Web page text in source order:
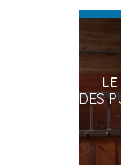
DES